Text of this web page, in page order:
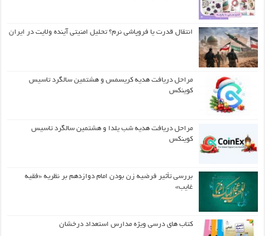
انتقال قدرت یا فروپاشی نرم؟ تحلیل امنیتی آینده ولایت در ایران
مراحل دریافت هدیه کریسمس و هشتمین سالگرد تاسیس
کوینکس
مراحل دریافت هدیه شب یلدا و هشتمین سالگرد تاسیس
کوینکس
بررسی تأثیر فرضیه زن بودن امام دوازدهم بر نظریه «فقیه
غایب»
کتاب های درسی ویژه مدارس استعداد درخشان